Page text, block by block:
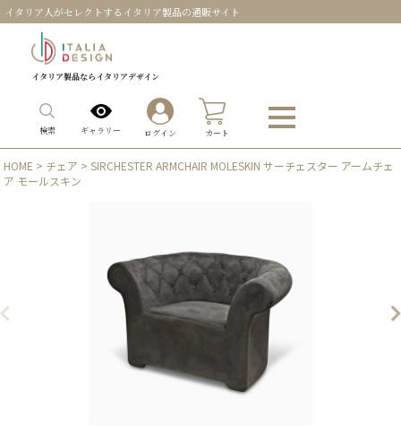
イタリア人がセレクトするイタリア製品の通販サイト
イタリア製品ならイタリアデザイン
検索 ギャラリー ログイン カート
HOME > チェア > SIRCHESTER ARMCHAIR MOLESKIN サーチェスター アームチェ
ア モールスキン